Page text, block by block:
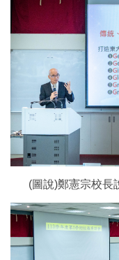
(圖說)鄭憲宗校長